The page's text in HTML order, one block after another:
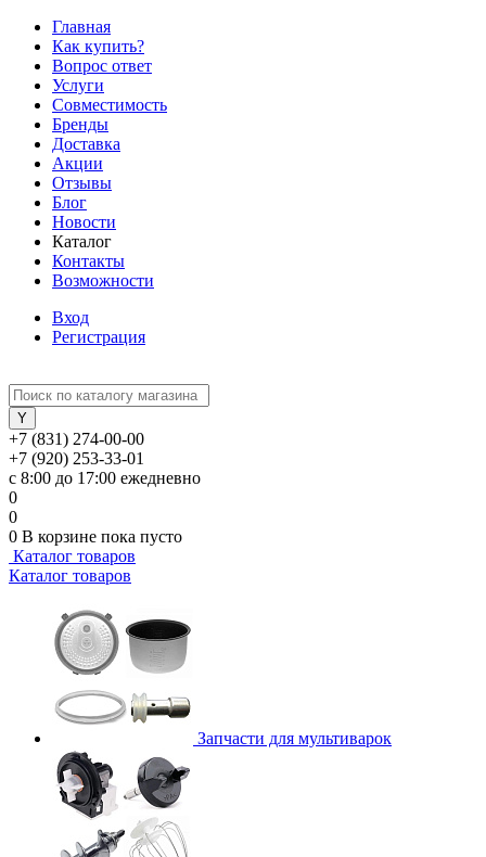
Главная
Как купить?
Вопрос ответ
Услуги
Совместимость
Бренды
Доставка
Акции
Отзывы
Блог
Новости
Каталог
Контакты
Возможности
Вход
Регистрация
+7 (831) 274-00-00
+7 (920) 253-33-01
с 8:00 до 17:00 ежедневно
0
0
0 В корзине пока пусто
Каталог товаров
Каталог товаров
Запчасти для мультиварок